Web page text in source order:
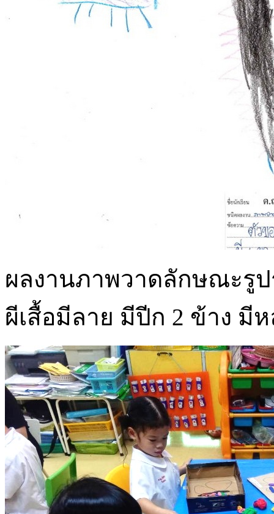
ผลงานภาพวาดลักษณะรูป
ผีเสื้อมีลาย มีปีก 2 ข้าง มี